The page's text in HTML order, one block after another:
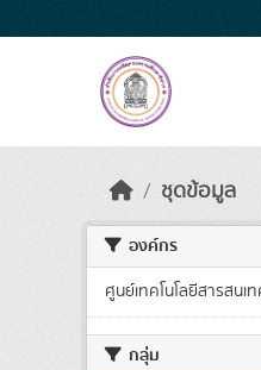
ชุดข้อมูล
องค์กร
ศูนย์เทคโนโลยีสารสนเ
กลุ่ม